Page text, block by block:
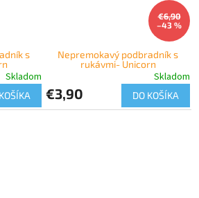
s
Skladom
€6,90
–43 %
Nepremokavý podbradník s
rukávmi- Unicorn
Skladom
€3,90 DO KOŠÍKA